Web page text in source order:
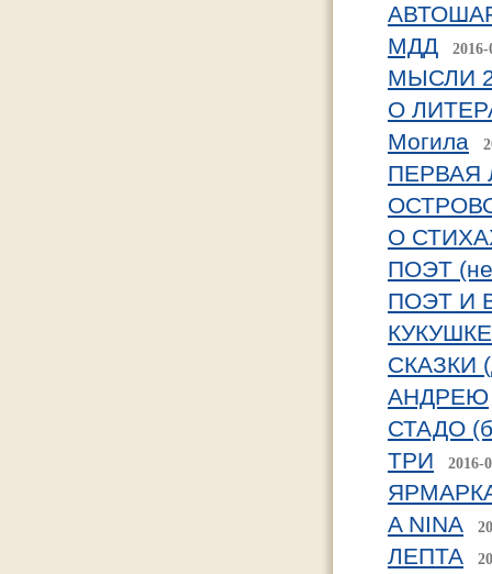
МДД
МЫСЛИ
О
Могила
ПЕРВАЯ
О
ПОЭТ (не
ПОЭТ И
КУКУШКЕ
СКАЗКИ
АНДРЕЮ
СТАДО
ТРИ
2016-
A NINA
ЛЕПТА